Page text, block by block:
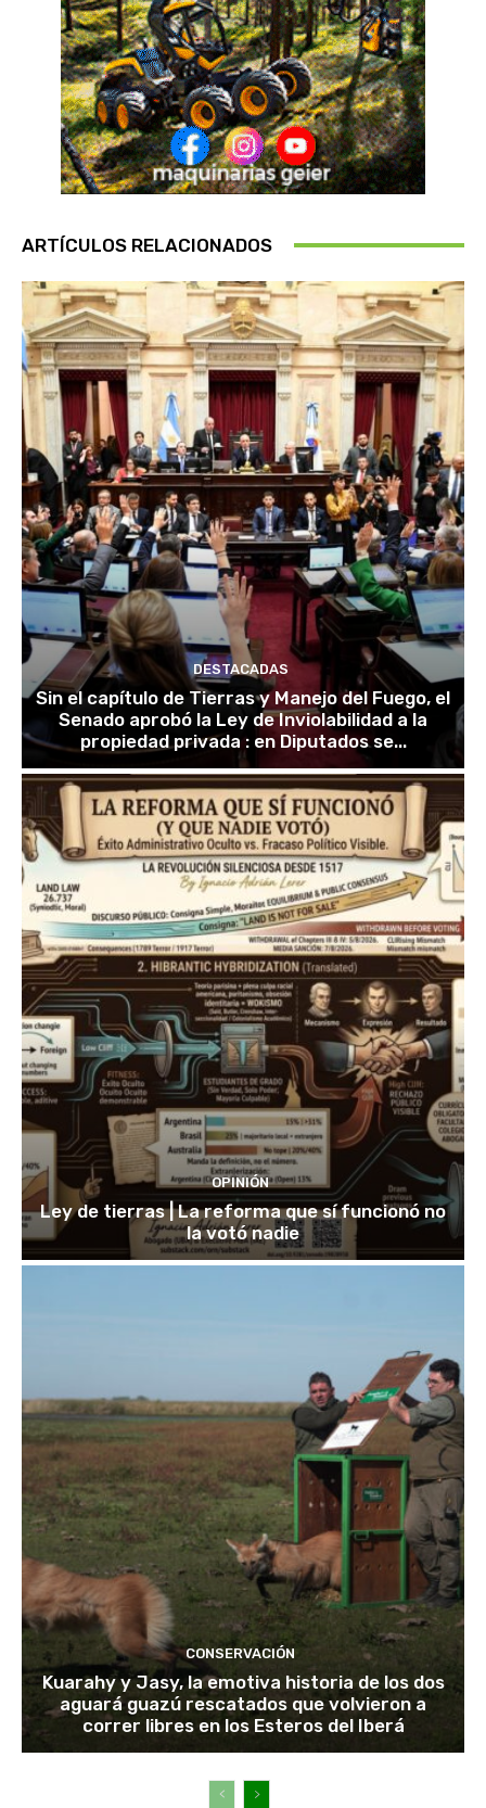
ARTÍCULOS RELACIONADOS
DESTACADAS
Sin el capítulo de Tierras y Manejo del Fuego, el
Senado aprobó la Ley de Inviolabilidad a la
propiedad privada : en Diputados se...
OPINIÓN
Ley de tierras | La reforma que sí funcionó no
la votó nadie
CONSERVACIÓN
Kuarahy y Jasy, la emotiva historia de los dos
aguará guazú rescatados que volvieron a
correr libres en los Esteros del Iberá